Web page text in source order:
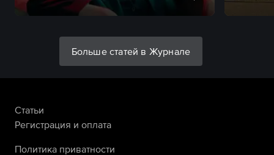
Больше статей в Журнале
Статьи
Регистрация и оплата
Политика приватности